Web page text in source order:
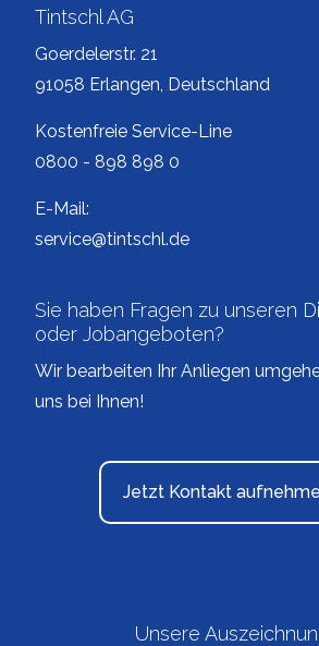
Tintschl AG
Goerdelerstr. 21
91058 Erlangen, Deutschland
Kostenfreie Service-Line
0800 - 898 898 0
E-Mail:
service@tintschl.de
Sie haben Fragen zu unseren
oder Jobangeboten?
Wir bearbeiten Ihr Anliegen
uns bei Ihnen!
Jetzt Kontakt
Unsere